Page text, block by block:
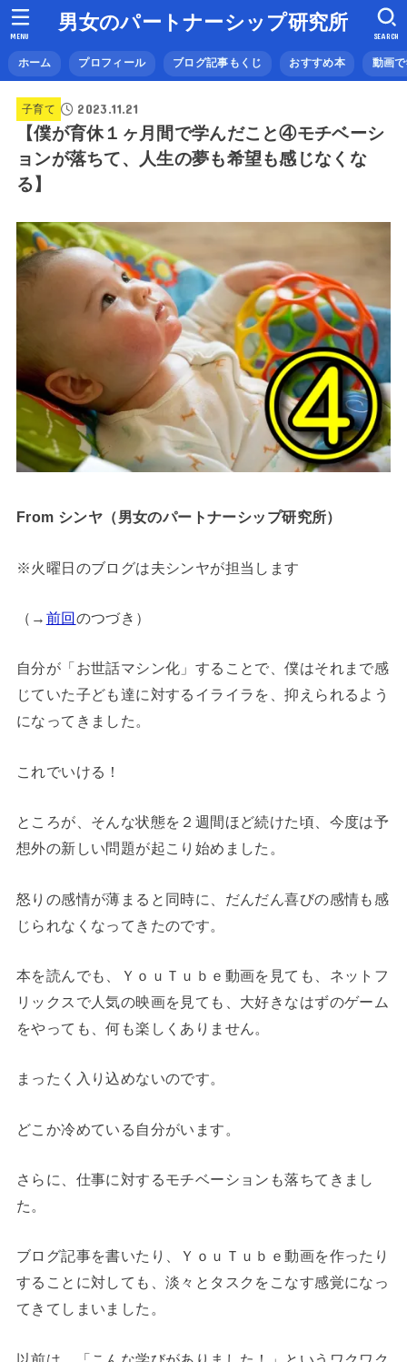
男女のパートナーシップ研究所
ホーム プロフィール ブログ記事もくじ おすすめ本 動画
SEARCH
MENU
子育て 2023.11.21
【僕が育休１ヶ月間で学んだこと④モチベーシ
ョンが落ちて、人生の夢も希望も感じなくな
る】
From シンヤ（男女のパートナーシップ研究所）
※火曜日のブログは夫シンヤが担当します
（→ 前回のつづき）
自分が「お世話マシン化」することで、僕はそれまで感
じていた子ども達に対するイライラを、抑えられるよう
になってきました。
これでいける！
ところが、そんな状態を２週間ほど続けた頃、今度は予
想外の新しい問題が起こり始めました。
怒りの感情が薄まると同時に、だんだん喜びの感情も感
じられなくなってきたのです。
本を読んでも、ＹｏｕＴｕｂｅ動画を見ても、ネットフ
リックスで人気の映画を見ても、大好きなはずのゲーム
をやっても、何も楽しくありません。
まったく入り込めないのです。
どこか冷めている自分がいます。
さらに、仕事に対するモチベーションも落ちてきまし
た。
ブログ記事を書いたり、ＹｏｕＴｕｂｅ動画を作ったり
することに対しても、淡々とタスクをこなす感覚になっ
てきてしまいました。